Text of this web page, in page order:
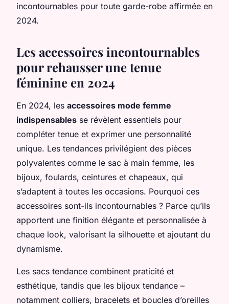
incontournables pour toute garde-robe affirmée en
2024.
Les accessoires incontournables
pour rehausser une tenue
féminine en 2024
En 2024, les accessoires mode femme
indispensables se révèlent essentiels pour
compléter tenue et exprimer une personnalité
unique. Les tendances privilégient des pièces
polyvalentes comme le sac à main femme, les
bijoux, foulards, ceintures et chapeaux, qui
s’adaptent à toutes les occasions. Pourquoi ces
accessoires sont-ils incontournables ? Parce qu’ils
apportent une finition élégante et personnalisée à
chaque look, valorisant la silhouette et ajoutant du
dynamisme.
Les sacs tendance combinent praticité et
esthétique, tandis que les bijoux tendance –
notamment colliers, bracelets et boucles d’oreilles